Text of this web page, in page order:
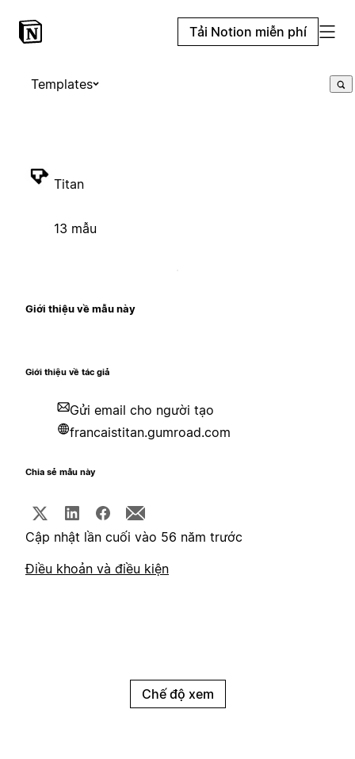
Tải Notion miễn phí
Templates
Titan
13 mẫu
Giới thiệu về mẫu này
Giới thiệu về tác giả
Gửi email cho người tạo
francaistitan.gumroad.com
Chia sẻ mẫu này
Cập nhật lần cuối vào 56 năm trước
Điều khoản và điều kiện
Chế độ xem